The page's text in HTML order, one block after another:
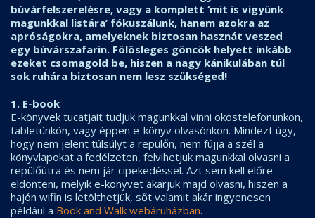
búvárfelszerelésre, vagy a komplett ‘mit is vigyünk
magunkkal listára’ fókuszálunk, hanem azokra az
apróságokra, amelyeknek biztosan hasznát veszed
egy búvárszafarin. Fölösleges göncök helyett inkább
ezeket csomagold be, hiszen a nagy kánikulában túl
sok ruhára biztosan nem lesz szükséged!
1. E-book
E-könyvek tucatjait tudjuk magunkkal vinni okostelefonunkon,
tabletünkön, vagy éppen e-könyv olvasónkon. Mindezt úgy,
hogy nem jelent túlsúlyt a repülőn, nem fújja a szél a
könyvlapokat a fedélzeten, felvihetjük magunkkal olvasni a
repülőútra és nem jár cipekedéssel. Azt sem kell előre
eldönteni, melyik e-könyvet akarjuk majd olvasni, hiszen a
hajón wifin is letölthetjük, sőt valamit akár ingyenesen
például a Book and Walk webáruházban.